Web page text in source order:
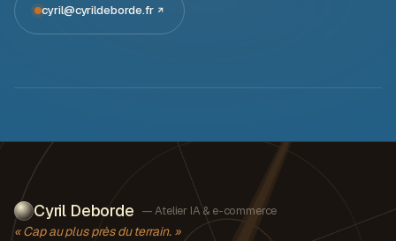
cyril@cyrildeborde.fr
Cyril Deborde — Atelier IA & e-commerce
« Cap au plus près du terrain. »